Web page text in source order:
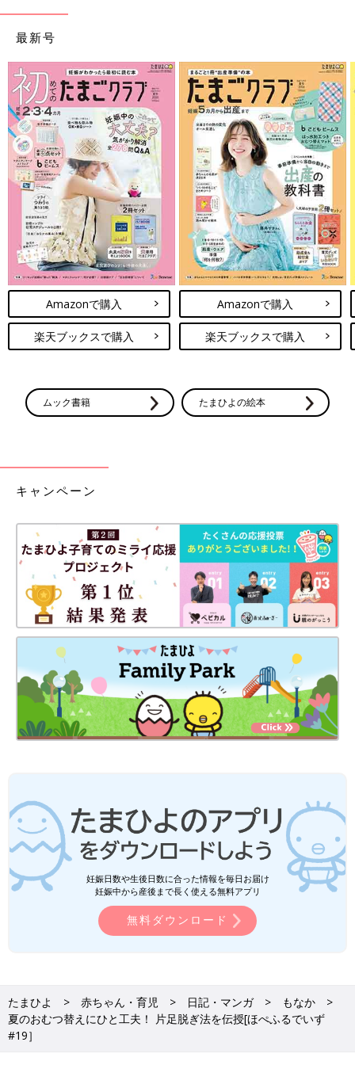
最新号
Amazonで購入
楽天ブックスで購入
Amazonで購入
楽天ブックスで購入
ムック書籍 たまひよの絵本
キャンペーン
妊娠日数や生後日数に合った情報を毎日お届け
妊娠中から産後まで長く使える無料アプリ
無料ダウンロード
たまひよ 赤ちゃん・育児 日記・マンガ
もなか
夏のおむつ替えにひと工夫！ 片足脱ぎ法を伝授[ほぺふるでいず
#19］